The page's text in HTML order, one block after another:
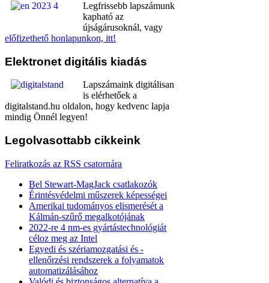
Legfrissebb lapszámunk
kapható az
újságárusoknál, vagy
előfizethető honlapunkon, itt!
Elektronet digitális kiadás
Lapszámaink digitálisan
is elérhetőek a
digitalstand.hu oldalon, hogy kedvenc lapja
mindig Önnél legyen!
Legolvasottabb cikkeink
Feliratkozás az RSS csatornára
Bel Stewart-MagJack csatlakozók
Érintésvédelmi műszerek képességei
Amerikai tudományos elismerését a
Kálmán-szűrő megalkotójának
2022-re 4 nm-es gyártástechnológiát
céloz meg az Intel
Egyedi és szériamozgatási és -
ellenőrzési rendszerek a folyamatok
automatizálásához